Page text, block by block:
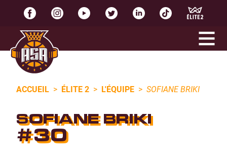
ACCUEIL > ÉLITE 2 > L'ÉQUIPE > SOFIANE BRIKI
SOFIANE BRIKI
#30